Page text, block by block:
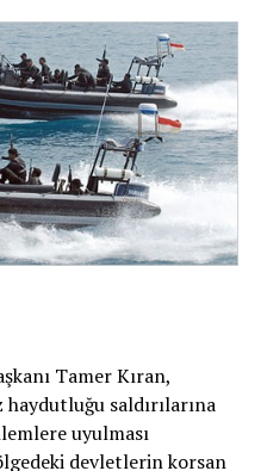
Tamer Kıran,
saldırılarına
uyulması
devletlerin korsan